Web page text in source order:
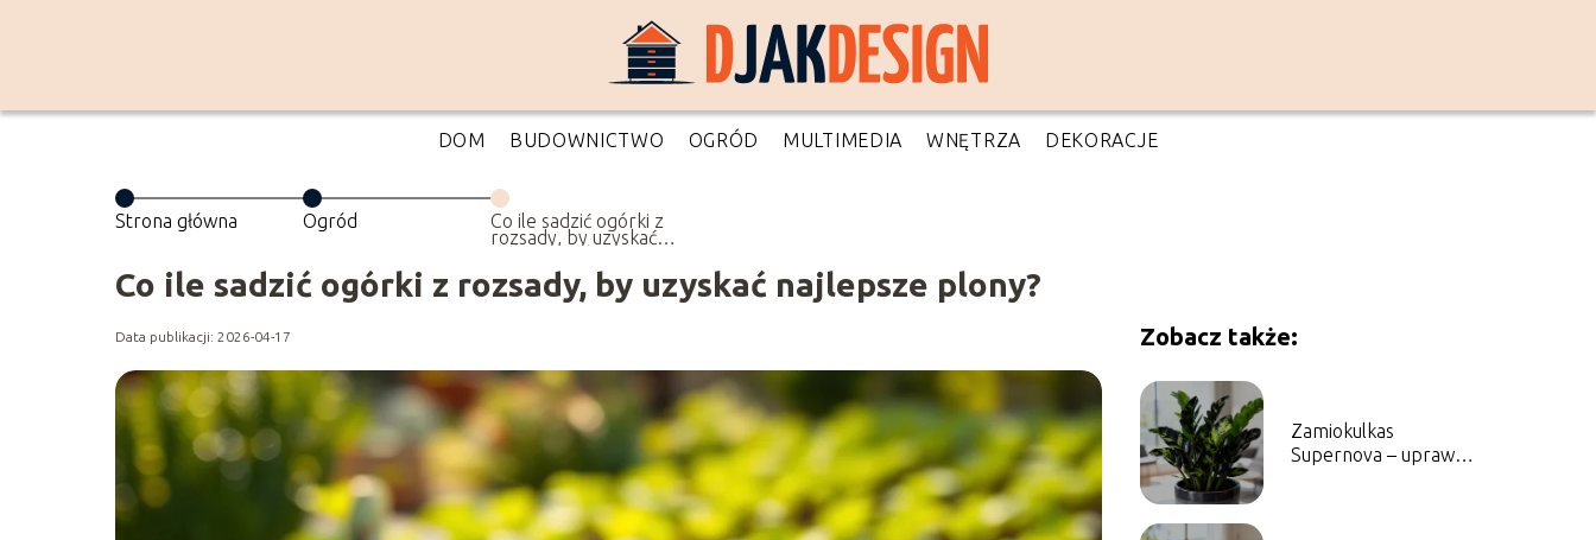
DOM BUDOWNICTWO OGRÓD MULTIMEDIA WNĘTRZA DEKORACJE
Strona główna Ogród Co ile sadzić ogórki z
rozsady, by uzyskać
Co ile sadzić ogórki z rozsady, by uzyskać najlepsze plony?
Data publikacji: 2026-04-17 Zobacz także:
Zamiokulkas
Supernova – uprawa,